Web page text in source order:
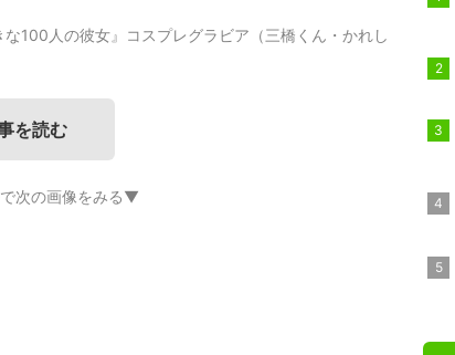
100人の彼女』コスプレグラビア（三橋くん・かれし
を読む
次の画像をみる▼